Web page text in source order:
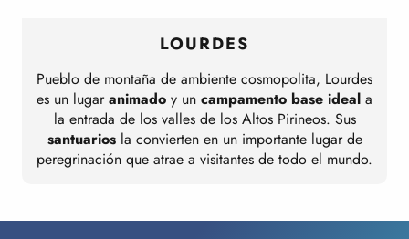
LOURDES
Pueblo de montaña de ambiente cosmopolita, Lourdes
es un lugaranimado y un campamento base ideal a
la entrada de los valles de los Altos Pirineos. Sus
santuariosla convierten en un importante lugar de
peregrinación que atrae a visitantes de todo el mundo.